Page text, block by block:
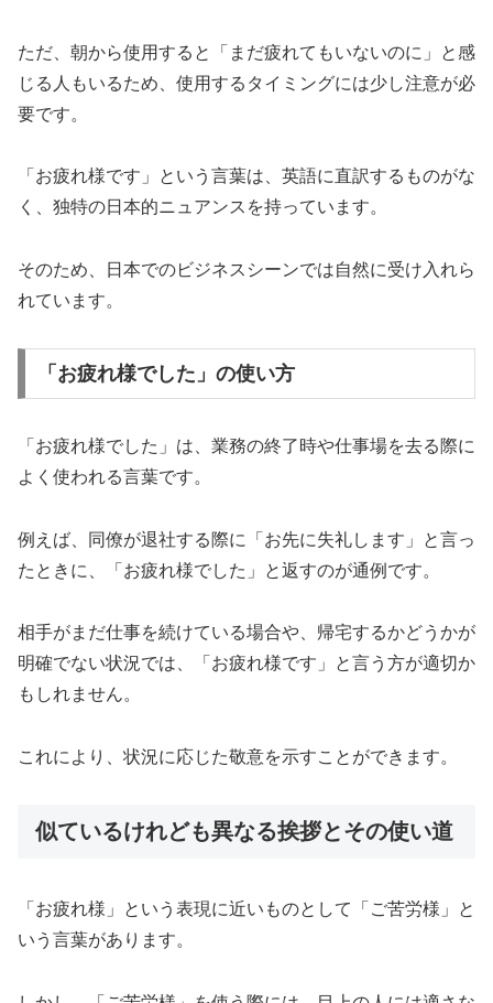
ただ、朝から使用すると「まだ疲れてもいないのに」と感
じる人もいるため、使用するタイミングには少し注意が必
要です。
「お疲れ様です」という言葉は、英語に直訳するものがな
く、独特の日本的ニュアンスを持っています。
そのため、日本でのビジネスシーンでは自然に受け入れら
れています。
「お疲れ様でした」の使い方
「お疲れ様でした」は、業務の終了時や仕事場を去る際に
よく使われる言葉です。
例えば、同僚が退社する際に「お先に失礼します」と言っ
たときに、「お疲れ様でした」と返すのが通例です。
相手がまだ仕事を続けている場合や、帰宅するかどうかが
明確でない状況では、「お疲れ様です」と言う方が適切か
もしれません。
これにより、状況に応じた敬意を示すことができます。
似ているけれども異なる挨拶とその使い道
「お疲れ様」という表現に近いものとして「ご苦労様」と
いう言葉があります。